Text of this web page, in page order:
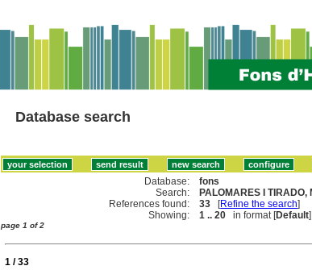
Database search
Database:
fons
Search:
PALOMARES I TIRADO,
References found:
33 [Refine the search]
Showing:
1 .. 20 in format [Default]
page 1 of 2
1 / 33